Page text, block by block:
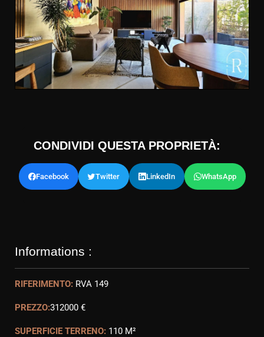
CONDIVIDI QUESTA PROPRIETÀ:
Facebook Twitter LinkedIn WhatsApp
Informations :
RIFERIMENTO: RVA 149
PREZZO:312000 €
SUPERFICIE TERRENO: 110 M²